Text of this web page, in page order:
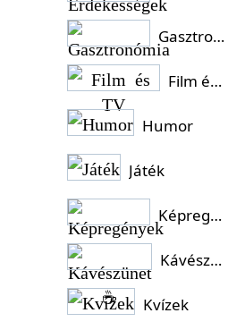
Gasztronómia
Film és TV
Humor
Játék
Képregények
Kávészünet ☕
Kvízek